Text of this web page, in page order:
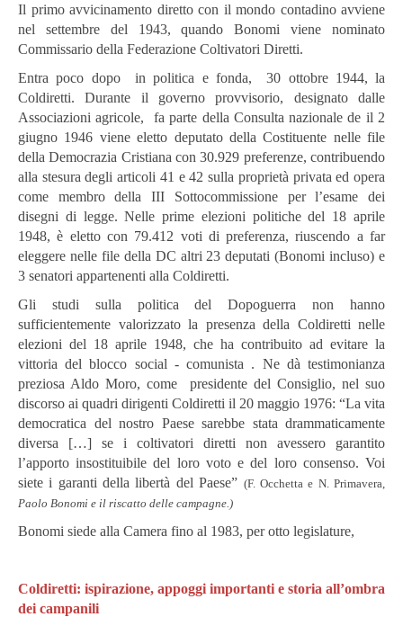
Il primo avvicinamento diretto con il mondo contadino avviene
nel settembre del 1943, quando Bonomi viene nominato
Commissario della Federazione Coltivatori Diretti.
Entra poco dopo in politica e fonda, 30 ottobre 1944, la
Coldiretti. Durante il governo provvisorio, designato dalle
Associazioni agricole, fa parte della Consulta nazionale de il 2
giugno 1946 viene eletto deputato della Costituente nelle file
della Democrazia Cristiana con 30.929 preferenze, contribuendo
alla stesura degli articoli 41 e 42 sulla proprietà privata ed opera
come membro della III Sottocommissione per l’esame dei
disegni di legge. Nelle prime elezioni politiche del 18 aprile
1948, è eletto con 79.412 voti di preferenza, riuscendo a far
eleggere nelle file della DC altri 23 deputati (Bonomi incluso) e
3 senatori appartenenti alla Coldiretti.
Gli studi sulla politica del Dopoguerra non hanno
sufficientemente valorizzato la presenza della Coldiretti nelle
elezioni del 18 aprile 1948, che ha contribuito ad evitare la
vittoria del blocco social - comunista . Ne dà testimonianza
preziosa Aldo Moro, come presidente del Consiglio, nel suo
discorso ai quadri dirigenti Coldiretti il 20 maggio 1976: “La vita
democratica del nostro Paese sarebbe stata drammaticamente
diversa […] se i coltivatori diretti non avessero garantito
l’apporto insostituibile del loro voto e del loro consenso. Voi
siete i garanti della libertà del Paese” (F. Occhetta e N. Primavera,
Paolo Bonomi e il riscatto delle campagne.)
Bonomi siede alla Camera fino al 1983, per otto legislature,
Coldiretti: ispirazione, appoggi importanti e storia all’ombra
dei campanili